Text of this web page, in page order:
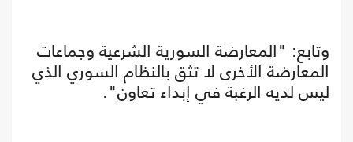
وتابع: "المعارضة السورية الشرعية وجماعات
المعارضة الأخرى لا تثق بالنظام السوري الذي
ليس لديه الرغبة في إبداء تعاون".